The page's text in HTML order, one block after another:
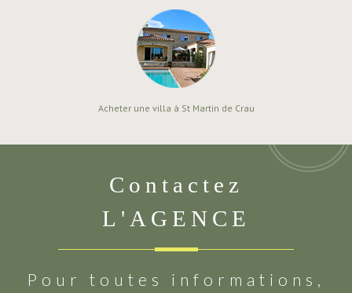
Acheter une villa à St Martin de Crau
Contactez
L'AGENCE
Pour toutes informations,